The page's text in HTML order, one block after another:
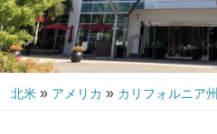
北米 » アメリカ » カリフォルニア州